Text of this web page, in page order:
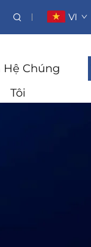
VI
Hệ Chúng
Tôi